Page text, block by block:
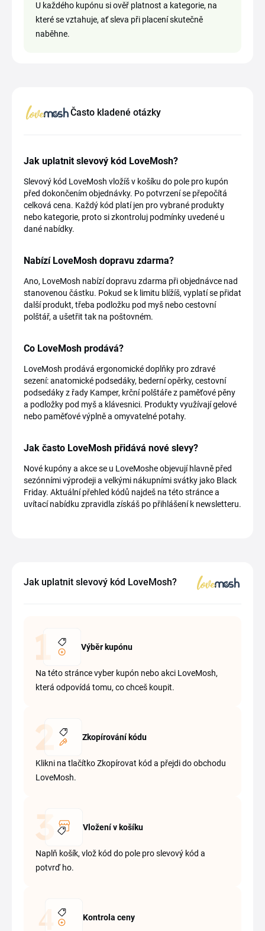
U každého kupónu si ověř platnost a kategorie, na
které se vztahuje, ať sleva při placení skutečně
naběhne.
Často kladené otázky
Jak uplatnit slevový kód LoveMosh?
Slevový kód LoveMosh vložíš v košíku do pole pro kupón
před dokončením objednávky. Po potvrzení se přepočítá
celková cena. Každý kód platí jen pro vybrané produkty
nebo kategorie, proto si zkontroluj podmínky uvedené u
dané nabídky.
Nabízí LoveMosh dopravu zdarma?
Ano, LoveMosh nabízí dopravu zdarma při objednávce nad
stanovenou částku. Pokud se k limitu blížíš, vyplatí se přidat
další produkt, třeba podložku pod myš nebo cestovní
polštář, a ušetřit tak na poštovném.
Co LoveMosh prodává?
LoveMosh prodává ergonomické doplňky pro zdravé
sezení: anatomické podsedáky, bederní opěrky, cestovní
podsedáky z řady Kamper, krční polštáře z paměťové pěny
a podložky pod myš a klávesnici. Produkty využívají gelové
nebo paměťové výplně a omyvatelné potahy.
Jak často LoveMosh přidává nové slevy?
Nové kupóny a akce se u LoveMoshe objevují hlavně před
sezónními výprodeji a velkými nákupními svátky jako Black
Friday. Aktuální přehled kódů najdeš na této stránce a
uvítací nabídku zpravidla získáš po přihlášení k newsletteru.
Jak uplatnit slevový kód LoveMosh?
Výběr kupónu
Na této stránce vyber kupón nebo akci LoveMosh,
která odpovídá tomu, co chceš koupit.
Zkopírování kódu
Klikni na tlačítko Zkopírovat kód a přejdi do obchodu
LoveMosh.
Vložení v košíku
Naplň košík, vlož kód do pole pro slevový kód a
potvrď ho.
Kontrola ceny